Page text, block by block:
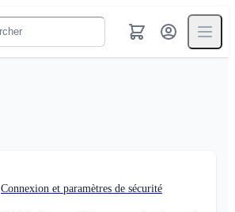
Connexion et paramètres de sécurité